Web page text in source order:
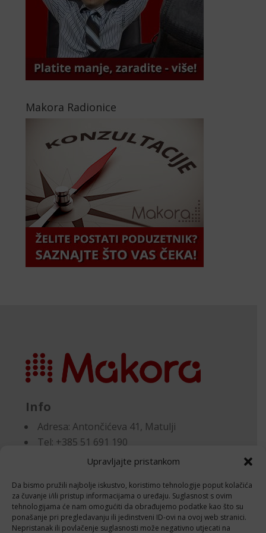
Upravljajte pristankom
Da bismo pružili najbolje iskustvo, koristimo tehnologije poput kolačića
za čuvanje i/ili pristup informacijama o uređaju. Suglasnost s ovim
tehnologijama će nam omogućiti da obrađujemo podatke kao što su
ponašanje pri pregledavanju ili jedinstveni ID-ovi na ovoj web stranici.
Nepristanak ili povlačenje suglasnosti može negativno utjecati na
Makora Radionice
Info
Adresa:Antončićeva 41, Matulji
Tel: +385 51 691 190
Email:knjigovodstvo@makora.hr
Dokumenti
Pravila privatnosti